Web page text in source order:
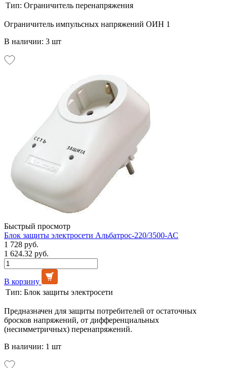
Тип: Ограничитель перенапряжения
Ограничитель импульсных напряжений ОИН 1
В наличии: 3 шт
Быстрый просмотр
Блок защиты электросети Альбатрос-220/3500-АС
1 728 руб.
1 624.32 руб.
В корзину
Тип: Блок защиты электросети
Предназначен для защиты потребителей от остаточных
бросков напряжений, от дифференциальных
(несимметричных) перенапряжений.
В наличии: 1 шт